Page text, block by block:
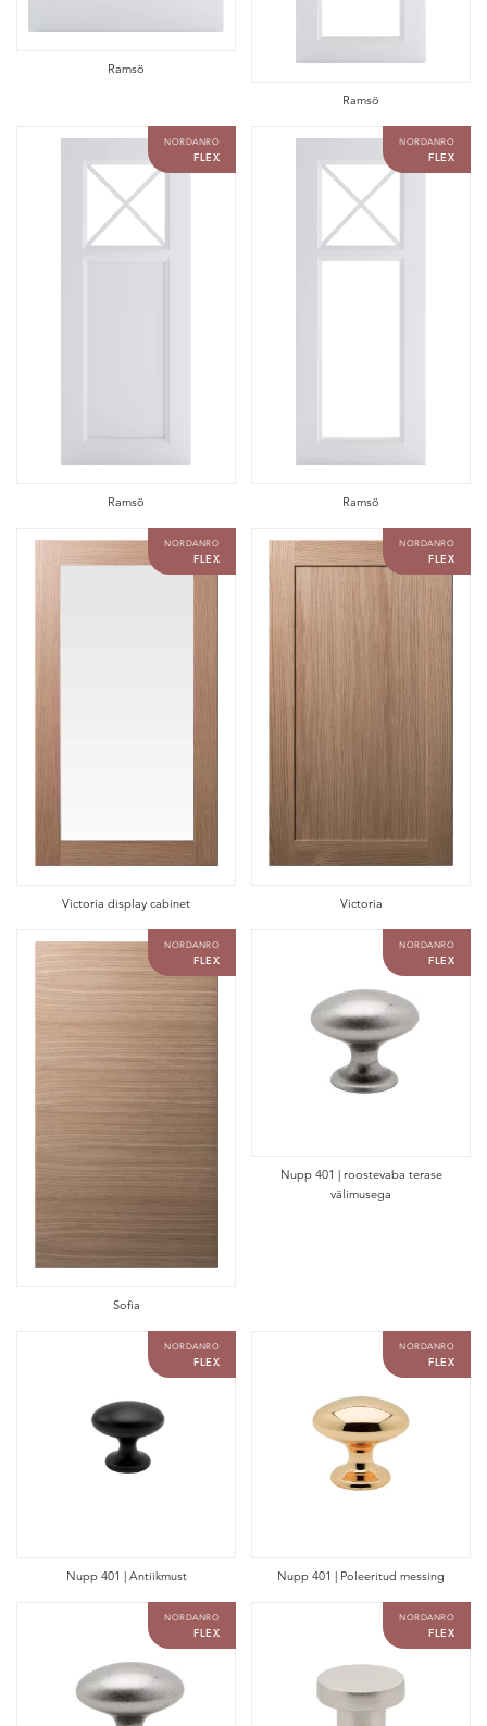
Ramsö
Ramsö
NORDANRO
FLEX
Ramsö
NORDANRO
FLEX
Ramsö
NORDANRO
FLEX
Victoria display cabinet
NORDANRO
FLEX
Victoria
NORDANRO
FLEX
Sofia
NORDANRO
FLEX
Nupp 401 | roostevaba terase
välimusega
NORDANRO
FLEX
Nupp 401 | Antiikmust
NORDANRO
FLEX
Nupp 401 | Poleeritud messing
NORDANRO
FLEX
NORDANRO
FLEX